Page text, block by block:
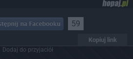
59
Kopiuj link
Dodaj do przyjaciół